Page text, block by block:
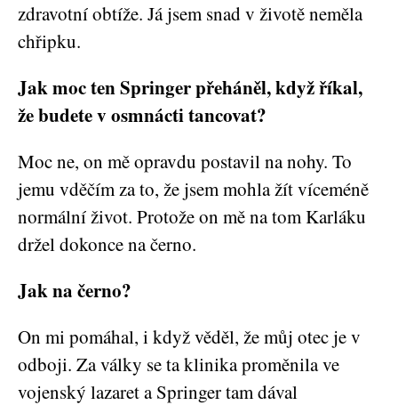
zdravotní obtíže. Já jsem snad v životě neměla
chřipku.
Jak moc ten Springer přeháněl, když říkal,
že budete v osmnácti tancovat?
Moc ne, on mě opravdu postavil na nohy. To
jemu vděčím za to, že jsem mohla žít víceméně
normální život. Protože on mě na tom Karláku
držel dokonce na černo.
Jak na černo?
On mi pomáhal, i když věděl, že můj otec je v
odboji. Za války se ta klinika proměnila ve
vojenský lazaret a Springer tam dával